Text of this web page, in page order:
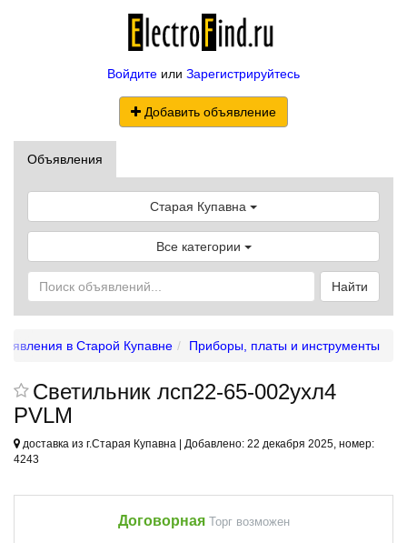
Войдите или Зарегистрируйтесь
Добавить объявление
Объявления
Старая Купавна
Все категории
Найти
в Старой Купавне Приборы, платы и инструменты
Светильник лсп22-65-002ухл4
PVLM
доставка из г.Старая Купавна | Добавлено: 22 декабря 2025, номер:
4243
Договорная Торг возможен